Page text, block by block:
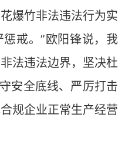
爆竹非法违法行为实
戒。”欧阳锋说，我
法违法边界，坚决杜
安全底线、严厉打击
规企业正常生产经营